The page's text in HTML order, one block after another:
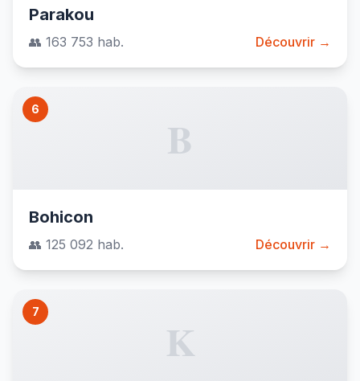
Parakou
👥 163 753 hab. Découvrir →
6
B
Bohicon
👥 125 092 hab. Découvrir →
7
K